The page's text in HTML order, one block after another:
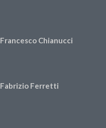
Francesco Chianucci
Fabrizio Ferretti